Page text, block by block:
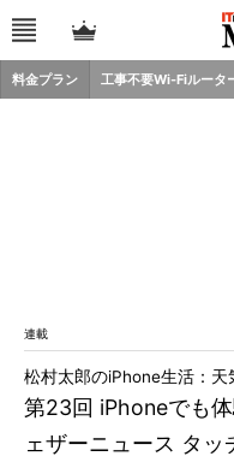
料金プラン 工事不要Wi-Fiルータ
連載
第23回 iPhoneでも
ェザーニュース タッ
松村太郎のiPhone生活：天